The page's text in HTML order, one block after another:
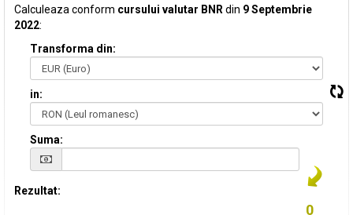
Calculeaza conform cursului valutar BNR din 9 Septembrie
2022:
Transforma din:
in:
Suma:
Rezultat: